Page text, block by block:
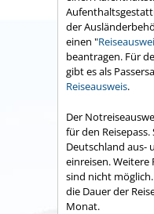
der
einen "
beantragen. Für
gibt es als
Reiseausweis.
Der
für den
Deutschland aus-
einreisen. Weitere
sind nicht möglich.
die Dauer der
Monat.